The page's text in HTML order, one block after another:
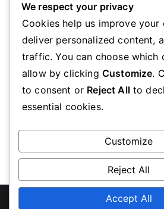
publicată pe această pagină, iar
site-ului usofearth.com va
acestor modificări.
9. Informații de
Pentru întrebări sau nelămuriri
usofearth.com.
We respect your privacy
Cookies help us improve your
deliver personalized content,
traffic. You can choose which
allow by clicking Customize.
to consent or Reject Allto
essential cookies.
Customize
Reject All
Accept All